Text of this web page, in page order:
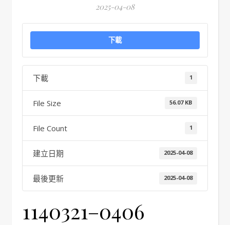
2025-04-08
下載
下載 1
File Size 56.07 KB
File Count 1
建立日期 2025-04-08
最後更新 2025-04-08
1140321–0406